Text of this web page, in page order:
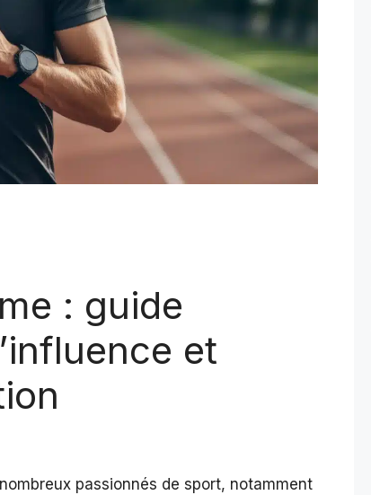
: guide
et
passionnés de sport, notamment